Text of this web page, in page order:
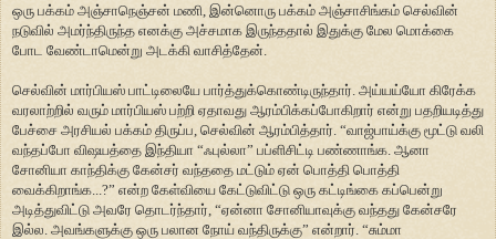
ஒரு பக்கம் அஞ்சாநெஞ்சன் மணி, இன்னொரு பக்கம் அஞ்சாசிங்கம் செல்வின்
நடுவில் அமர்ந்திருந்த எனக்கு அச்சமாக இருந்ததால் இதுக்கு மேல மொக்கை
போட வேண்டாமென்று அடக்கி வாசித்தேன்.
செல்வின் மார்பியஸ் பாட்டிலையே பார்த்துக்கொண்டிருந்தார். அய்யய்யோ கிரேக்க
வரலாற்றில் வரும் மார்பியஸ் பற்றி ஏதாவது ஆரம்பிக்கப்போகிறார் என்று பதறியடித்து
பேச்சை அரசியல் பக்கம் திருப்ப, செல்வின் ஆரம்பித்தார். “வாஜ்பாய்க்கு மூட்டு வலி
வந்தப்போ விஷயத்தை இந்தியா “ஃபுல்லா” பப்ளிசிட்டி பண்ணாங்க. ஆனா
சோனியா காந்திக்கு கேன்சர் வந்ததை மட்டும் ஏன் பொத்தி பொத்தி
வைக்கிறாங்க...?” என்ற கேள்வியை கேட்டுவிட்டு ஒரு கட்டிங்கை கப்பென்று
அடித்துவிட்டு அவரே தொடர்ந்தார், “ஏன்னா சோனியாவுக்கு வந்தது கேன்சரே
இல்ல. அவங்களுக்கு ஒரு பலான நோய் வந்திருக்கு” என்றார். “சும்மா